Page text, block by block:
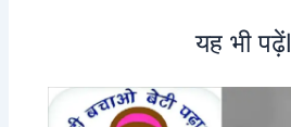
यह भी पढ़ेंl